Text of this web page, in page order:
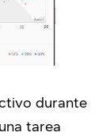
durante
tarea